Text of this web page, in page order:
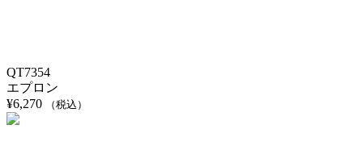
QT7354
エプロン
¥6,270 （税込）